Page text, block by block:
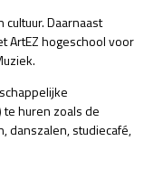
Daarnaast
ArtEZ hogeschool voor
huren zoals de
danszalen, studiecafé,